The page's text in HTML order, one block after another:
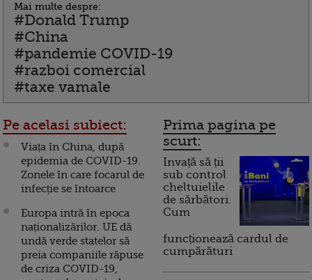
Mai multe despre:
#Donald Trump
#China
#pandemie COVID-19
#razboi comercial
#taxe vamale
Pe acelasi subiect:
Viața în China, după
epidemia de COVID-19.
Zonele în care focarul de
infecție se întoarce
Europa intră în epoca
naționalizărilor. UE dă
undă verde statelor să
preia companiile răpuse
de criza COVID-19,
Prima pagina pe
scurt:
Invață să ții
sub control
cheltuielile
de sărbători.
Cum
funcționează cardul de
cumpărături